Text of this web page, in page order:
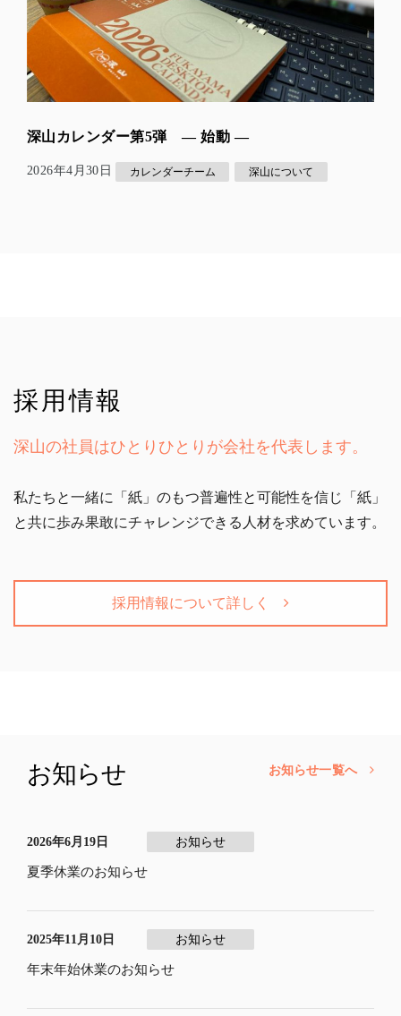
深山カレンダー第5弾 — 始動 ―
2026年4月30日 カレンダーチーム 深山について
採用情報
深山の社員はひとりひとりが会社を代表します。
私たちと一緒に「紙」のもつ普遍性と可能性を信じ「紙」
と共に歩み果敢にチャレンジできる人材を求めています。
採用情報について詳しく
お知らせ お知らせ一覧へ
2026年6月19日 お知らせ
夏季休業のお知らせ
2025年11月10日 お知らせ
年末年始休業のお知らせ